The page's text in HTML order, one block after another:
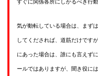
すぐに関係各所にしかるべき行
気が動転している場合は、まず
してくだされば、道筋だけです
にあった場合は、誰にも言えず
ールではありますが、聞き役に